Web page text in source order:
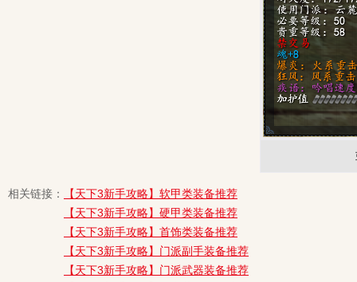
相关链接：
【天下3新手攻略】软甲类装备推荐
【天下3新手攻略】硬甲类装备推荐
【天下3新手攻略】首饰类装备推荐
【天下3新手攻略】门派副手装备推荐
【天下3新手攻略】门派武器装备推荐